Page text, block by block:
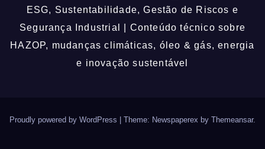
ESG, Sustentabilidade, Gestão de Riscos e
Segurança Industrial | Conteúdo técnico sobre
HAZOP, mudanças climáticas, óleo & gás, energia
e inovação sustentável
Proudly powered by WordPress Theme: Newspaperex by Themeansar.